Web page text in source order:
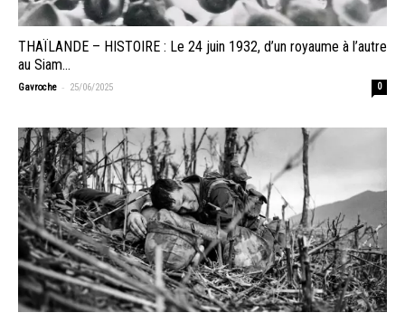
THAÏLANDE – HISTOIRE : Le 24 juin 1932, d’un royaume à l’autre
au Siam…
Gavroche - 25/06/2025 0